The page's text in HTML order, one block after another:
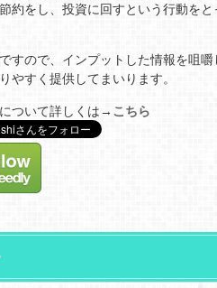
約をし、投資に回すという行動をと
すので、インプットした情報を咀嚼
やすく提供してまいります。
ついて詳しくは→ こちら